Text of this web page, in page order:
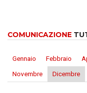
COMUNICAZIONE
Gennaio Febbraio
Novembre
Dicembre